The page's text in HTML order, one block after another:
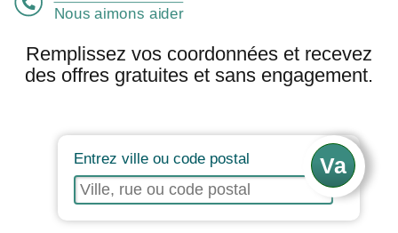
Nous aimons aider
Remplissez vos coordonnées et recevez
des offres gratuites et sans engagement.
Entrez ville ou code postal